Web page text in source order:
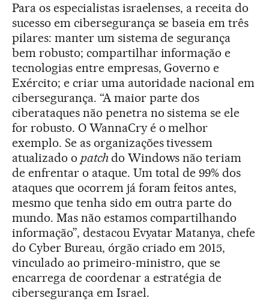
Para os especialistas israelenses, a receita do
sucesso em cibersegurança se baseia em três
pilares: manter um sistema de segurança
bem robusto; compartilhar informação e
tecnologias entre empresas, Governo e
Exército; e criar uma autoridade nacional em
cibersegurança. “A maior parte dos
ciberataques não penetra no sistema se ele
for robusto. O WannaCry é o melhor
exemplo. Se as organizações tivessem
atualizado o patchdo Windows não teriam
de enfrentar o ataque. Um total de 99% dos
ataques que ocorrem já foram feitos antes,
mesmo que tenha sido em outra parte do
mundo. Mas não estamos compartilhando
informação”, destacou Evyatar Matanya, chefe
do Cyber Bureau, órgão criado em 2015,
vinculado ao primeiro-ministro, que se
encarrega de coordenar a estratégia de
cibersegurança em Israel.